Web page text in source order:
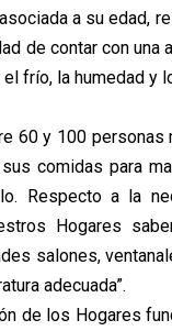
a su edad,
de contar con una
frío, la humedad y
60 y 100
comidas para
Respecto a la
Hogares
salones,
adecuada”.
de los Hogares